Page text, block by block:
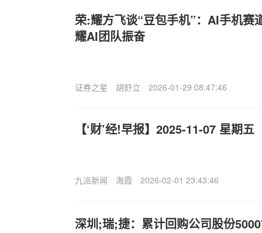
荣:耀方飞谈“豆包手机”：AI手机赛
耀AI团队振奋
证券之星 胡舒立 2026-01-29 08:47:46
【‘财’经!早报】2025-11-07 星期五
九派新闻 海霞 2026-02-01 23:43:46
深圳;瑞;捷：累计回购公司股份